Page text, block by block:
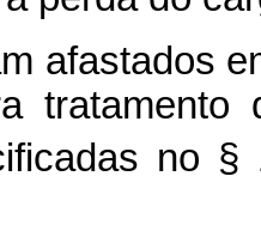
tratamento
no §